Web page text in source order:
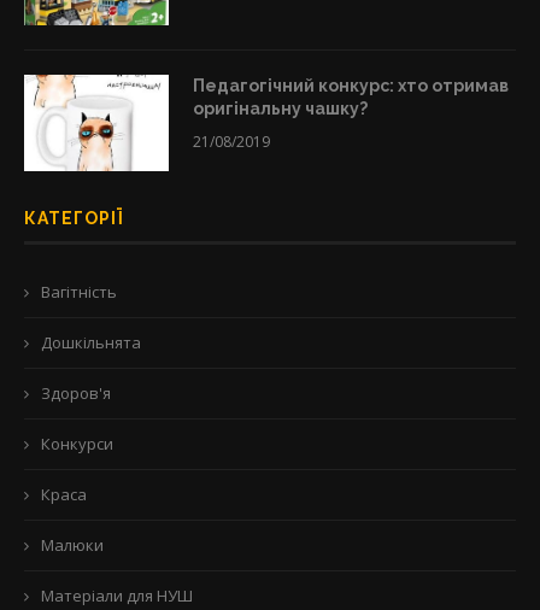
Педагогічний конкурс: хто отримав
оригінальну чашку?
21/08/2019
КАТЕГОРІЇ
Вагітність
Дошкільнята
Здоров'я
Конкурси
Краса
Малюки
Матеріали для НУШ